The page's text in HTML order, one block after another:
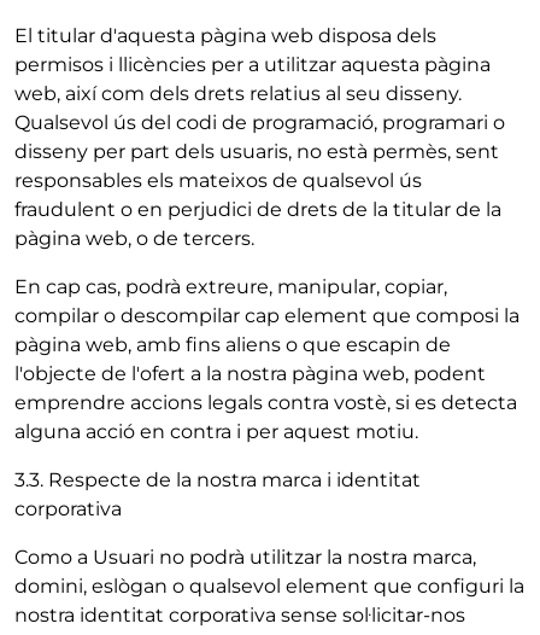
El titular d'aquesta pàgina web disposa dels
permisos i llicències per a utilitzar aquesta pàgina
web, així com dels drets relatius al seu disseny.
Qualsevol ús del codi de programació, programari o
disseny per part dels usuaris, no està permès, sent
responsables els mateixos de qualsevol ús
fraudulent o en perjudici de drets de la titular de la
pàgina web, o de tercers.
En cap cas, podrà extreure, manipular, copiar,
compilar o descompilar cap element que composi la
pàgina web, amb fins aliens o que escapin de
l'objecte de l'ofert a la nostra pàgina web, podent
emprendre accions legals contra vostè, si es detecta
alguna acció en contra i per aquest motiu.
3.3. Respecte de la nostra marca i identitat
corporativa
Como a Usuari no podrà utilitzar la nostra marca,
domini, eslògan o qualsevol element que configuri la
nostra identitat corporativa sense sol·licitar-nos